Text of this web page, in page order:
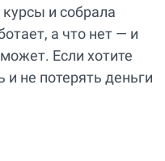
и собрала
а что нет — и
Если хотите
не потерять деньги